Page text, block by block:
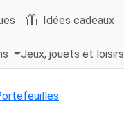
Idées cadeaux
Jeux, jouets et loisirs